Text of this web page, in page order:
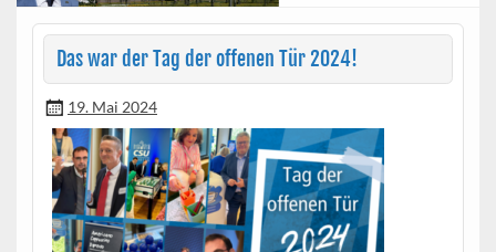
Das war der Tag der offenen Tür 2024!
19. Mai 2024